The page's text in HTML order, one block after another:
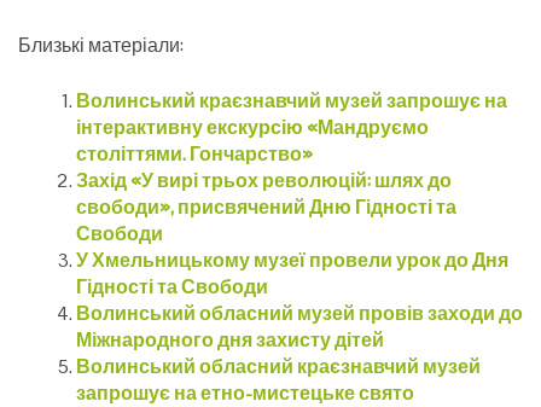
Близькі матеріали:
Волинський краєзнавчий музей запрошує на
інтерактивну екскурсію «Мандруємо
століттями. Гончарство»
Захід «У вирі трьох революцій: шлях до
свободи», присвячений Дню Гідності та
Свободи
У Хмельницькому музеї провели урок до Дня
Гідності та Свободи
Волинський обласний музей провів заходи до
Міжнародного дня захисту дітей
Волинський обласний краєзнавчий музей
запрошує на етно-мистецьке свято